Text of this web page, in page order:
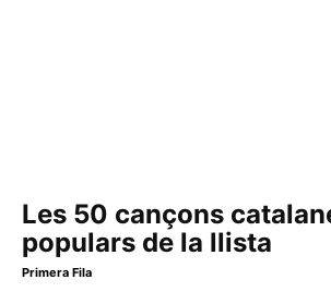
Les 50 cançons
populars de la llista
Primera Fila